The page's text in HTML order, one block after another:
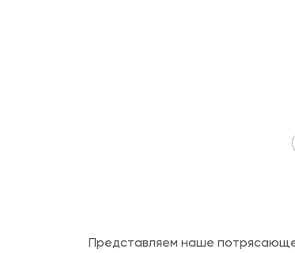
Представляем наше